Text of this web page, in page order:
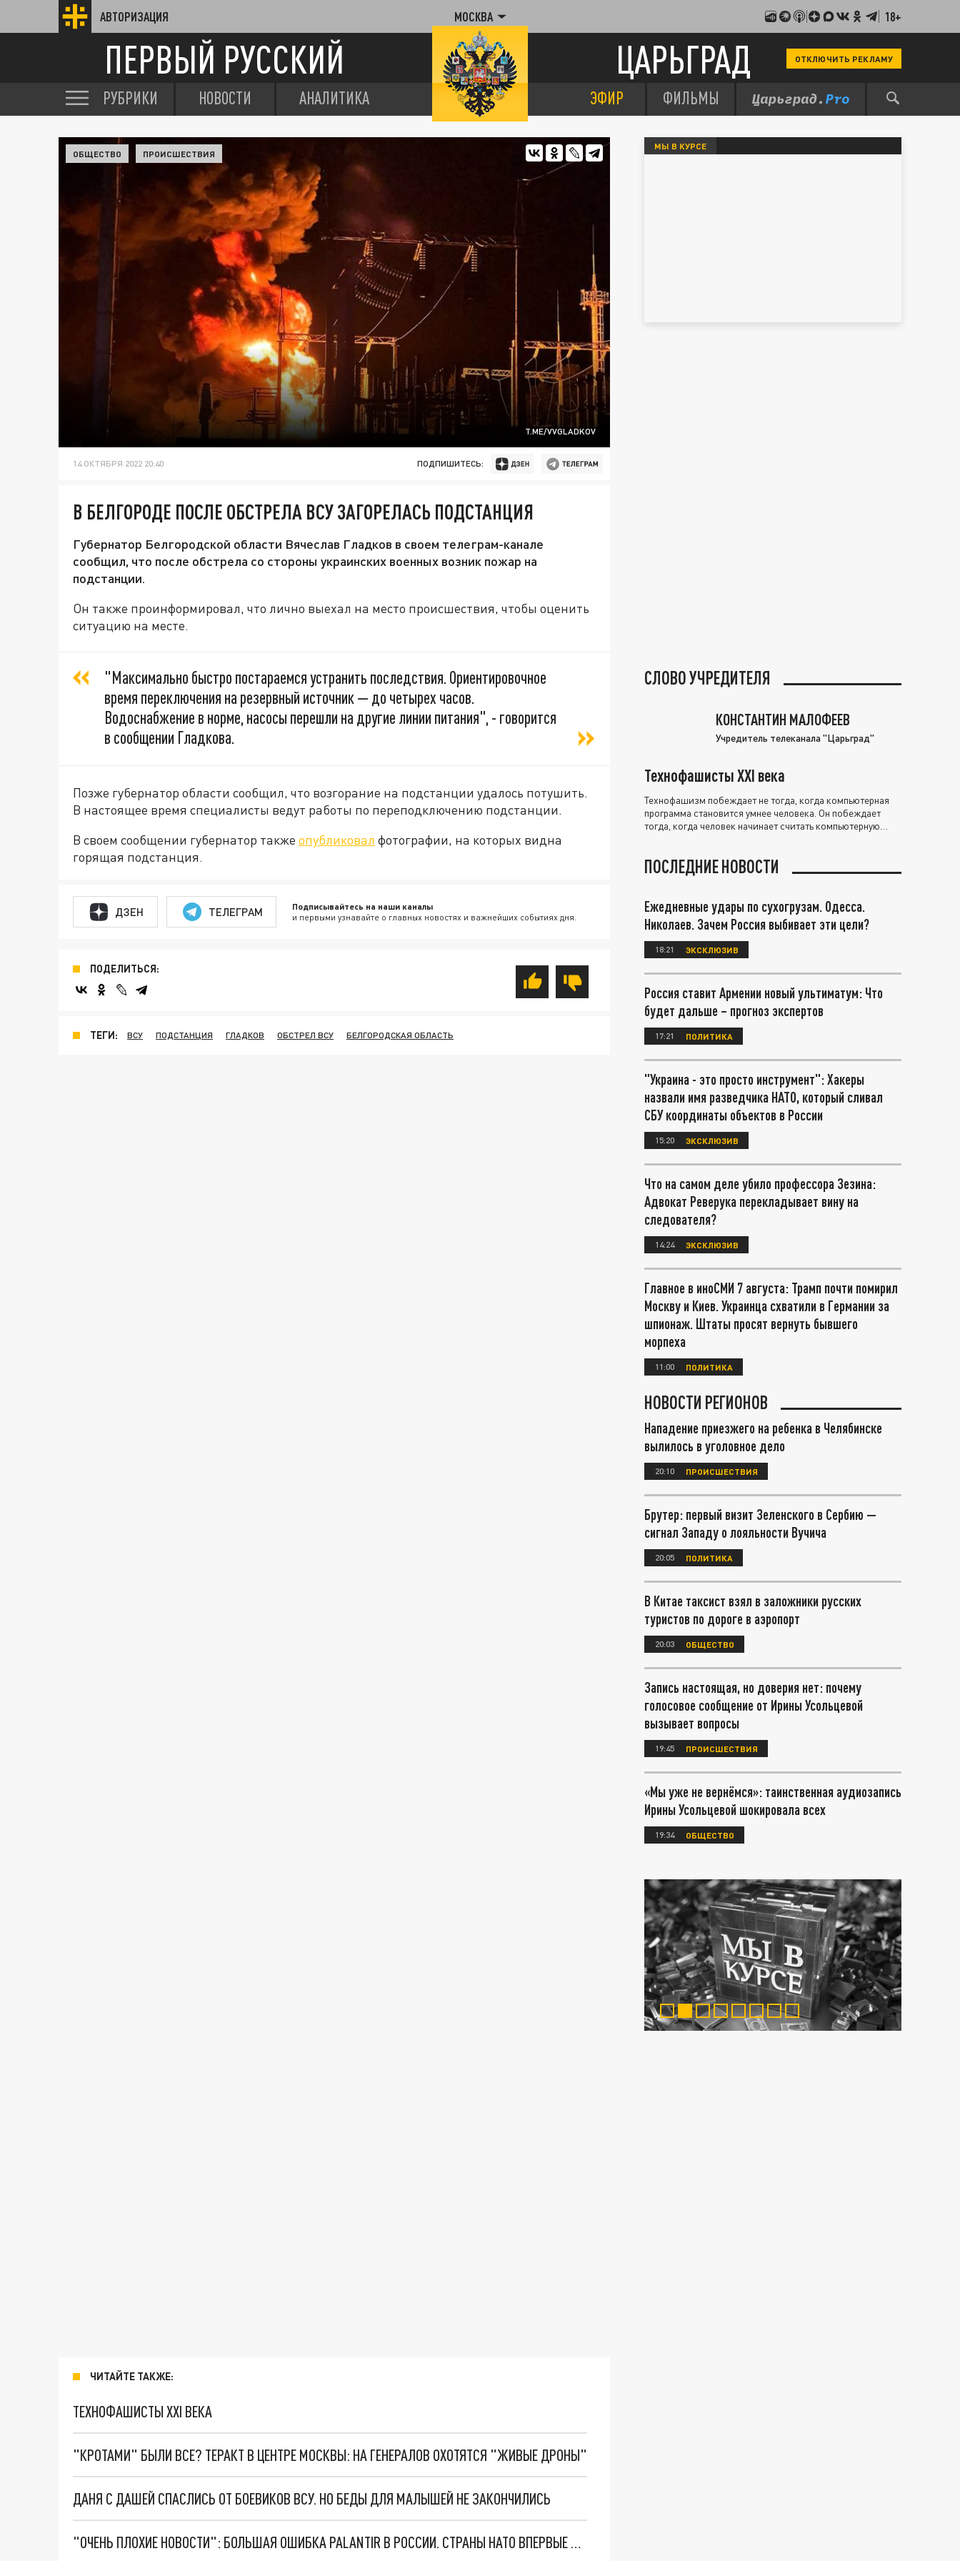
АВТОРИЗАЦИЯ МОСКВА 18+
ПЕРВЫЙ РУССКИЙ ЦАРЬГРАД ОТКЛЮЧИТЬ РЕКЛАМУ
РУБРИКИ НОВОСТИ АНАЛИТИКА ЭФИР ФИЛЬМЫ
T.ME/VVGLADKOV
ОБЩЕСТВО ПРОИСШЕСТВИЯ
14 ОКТЯБРЯ 2022 20:40 ПОДПИШИТЕСЬ:
В БЕЛГОРОДЕ ПОСЛЕ ОБСТРЕЛА ВСУ ЗАГОРЕЛАСЬ ПОДСТАНЦИЯ
Губернатор Белгородской области Вячеслав Гладков в своем телеграм-канале
сообщил, что после обстрела со стороны украинских военных возник пожар на
подстанции.
Он также проинформировал, что лично выехал на место происшествия, чтобы оценить
ситуацию на месте.
"Максимально быстро постараемся устранить последствия. Ориентировочное
время переключения на резервный источник — до четырех часов.
Водоснабжение в норме, насосы перешли на другие линии питания", - говорится
в сообщении Гладкова.
Позже губернатор области сообщил, что возгорание на подстанции удалось потушить.
В настоящее время специалисты ведут работы по переподключению подстанции.
В своем сообщении губернатор также опубликовал фотографии, на которых видна
горящая подстанция.
ДЗЕН ТЕЛЕГРАМ Подписывайтесь на наши каналы
и первыми узнавайте о главных новостях и важнейших событиях дня.
ПОДЕЛИТЬСЯ:
ТЕГИ: ВСУ ПОДСТАНЦИЯ ГЛАДКОВ ОБСТРЕЛ ВСУ БЕЛГОРОДСКАЯ ОБЛАСТЬ
ЧИТАЙТЕ ТАКЖЕ:
ТЕХНОФАШИСТЫ XXI ВЕКА
"КРОТАМИ" БЫЛИ ВСЕ? ТЕРАКТ В ЦЕНТРЕ МОСКВЫ: НА ГЕНЕРАЛОВ ОХОТЯТСЯ "ЖИВЫЕ ДРОНЫ"
ДАНЯ С ДАШЕЙ СПАСЛИСЬ ОТ БОЕВИКОВ ВСУ. НО БЕДЫ ДЛЯ МАЛЫШЕЙ НЕ ЗАКОНЧИЛИСЬ
"ОЧЕНЬ ПЛОХИЕ НОВОСТИ": БОЛЬШАЯ ОШИБКА PALANTIR В РОССИИ. СТРАНЫ НАТО ВПЕРВЫЕ ЗА СВО ОСТАНОВИЛИ ПОСТАВКИ ОРУЖИЯ. ВСУ ТЕРЯЮТ ПРИГРАНИЧЬЕ?
МЫ В КУРСЕ
СЛОВО УЧРЕДИТЕЛЯ
КОНСТАНТИН МАЛОФЕЕВ
Учредитель телеканала "Царьград"
Технофашисты XXI века
Технофашизм побеждает не тогда, когда компьютерная
программа становится умнее человека. Он побеждает
тогда, когда человек начинает считать компьютерную
ПОСЛЕДНИЕ НОВОСТИ
Ежедневные удары по сухогрузам. Одесса.
Николаев. Зачем Россия выбивает эти цели?
18:21 ЭКСКЛЮЗИВ
Россия ставит Армении новый ультиматум: Что
будет дальше – прогноз экспертов
17:21 ПОЛИТИКА
"Украина - это просто инструмент": Хакеры
назвали имя разведчика НАТО, который сливал
СБУ координаты объектов в России
15:20 ЭКСКЛЮЗИВ
Что на самом деле убило профессора Зезина:
Адвокат Реверука перекладывает вину на
следователя?
14:24 ЭКСКЛЮЗИВ
Главное в иноСМИ 7 августа: Трамп почти помирил
Москву и Киев. Украинца схватили в Германии за
шпионаж. Штаты просят вернуть бывшего
морпеха
11:00 ПОЛИТИКА
НОВОСТИ РЕГИОНОВ
Нападение приезжего на ребенка в Челябинске
вылилось в уголовное дело
20:10 ПРОИСШЕСТВИЯ
Брутер: первый визит Зеленского в Сербию —
сигнал Западу о лояльности Вучича
20:05 ПОЛИТИКА
В Китае таксист взял в заложники русских
туристов по дороге в аэропорт
20:03 ОБЩЕСТВО
Запись настоящая, но доверия нет: почему
голосовое сообщение от Ирины Усольцевой
вызывает вопросы
19:45 ПРОИСШЕСТВИЯ
«Мы уже не вернёмся»: таинственная аудиозапись
Ирины Усольцевой шокировала всех
19:34 ОБЩЕСТВО